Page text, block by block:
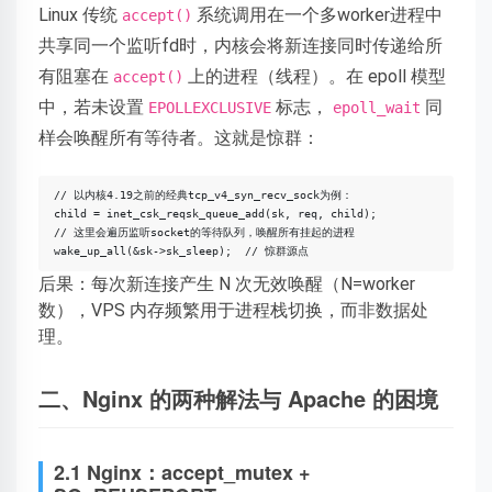
Linux 传统 accept() 系统调用在一个多worker进程中
共享同一个监听fd时，内核会将新连接同时传递给所
有阻塞在 accept()
上的进程（线程）。在 epoll 模型
中，若未设置 EPOLLEXCLUSIVE 标志， epoll_wait 同
样会唤醒所有等待者。这就是惊群：
// 以内核4.19之前的经典tcp_v4_syn_recv_sock为例：
child = inet_csk_reqsk_queue_add(sk, req, child);
// 这里会遍历监听socket的等待队列，唤醒所有挂起的进程
后果：每次新连接产生 N 次无效唤醒（N=worker
数），VPS 内存频繁用于进程栈切换，而非数据处
理。
二、Nginx 的两种解法与 Apache 的困境
2.1 Nginx：accept_mutex +